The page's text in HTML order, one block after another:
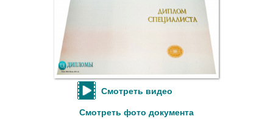
Смотреть видео
Смотреть фото документа